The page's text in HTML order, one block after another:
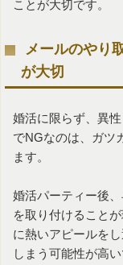
ことが大切です。
メールのやり
が大切
婚活に限らず、異
でNGなのは、ガツ
ます。
婚活パーティー後
を取り付けること
に熱いアピールを
しまう可能性が高